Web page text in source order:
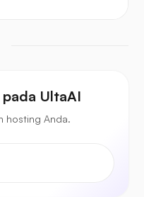
UltaAI
hosting Anda.